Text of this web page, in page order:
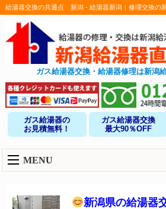
給湯器交換の共通点 新潟 - 給湯器新潟｜修理交換の
ガス給湯器交換・給湯器修理は新潟
ガス給湯器の
お見積無料！
ガス給湯器交換
最大90％OFF
MENU
新潟県の給湯器